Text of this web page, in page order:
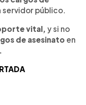
público.
vital, y si no
de asesinato en